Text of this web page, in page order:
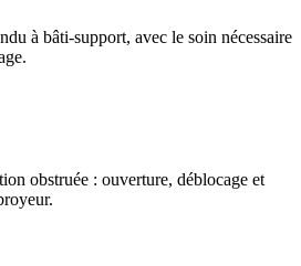
à bâti-support, avec le soin nécessaire
obstruée : ouverture, déblocage et